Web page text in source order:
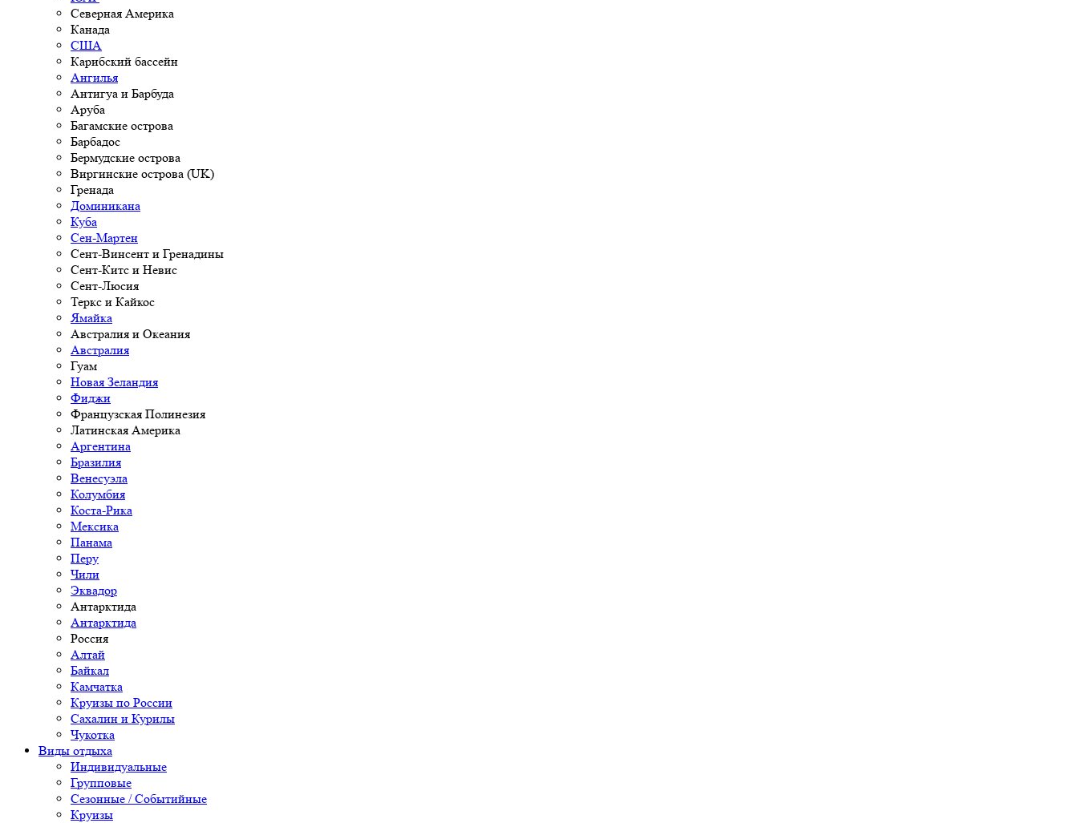
Северная Америка
Канада
США
Карибский бассейн
Ангилья
Антигуа и Барбуда
Аруба
Багамские острова
Барбадос
Бермудские острова
Виргинские острова (UK)
Гренада
Доминикана
Куба
Сен-Мартен
Сент-Винсент и Гренадины
Сент-Китс и Невис
Сент-Люсия
Теркс и Кайкос
Ямайка
Австралия и Океания
Австралия
Гуам
Новая Зеландия
Фиджи
Французская Полинезия
Латинская Америка
Аргентина
Бразилия
Венесуэла
Колумбия
Коста-Рика
Мексика
Панама
Перу
Чили
Эквадор
Антарктида
Антарктида
Россия
Алтай
Байкал
Камчатка
Круизы по России
Сахалин и Курилы
Чукотка
Виды отдыха
Индивидуальные
Групповые
Сезонные / Событийные
Круизы